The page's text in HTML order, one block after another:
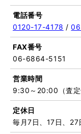
電話番号
0120-17-4178 /
FAX番号
06-6864-5151
営業時間
9:30～20:00（査定
定休日
毎月7日、17日、27